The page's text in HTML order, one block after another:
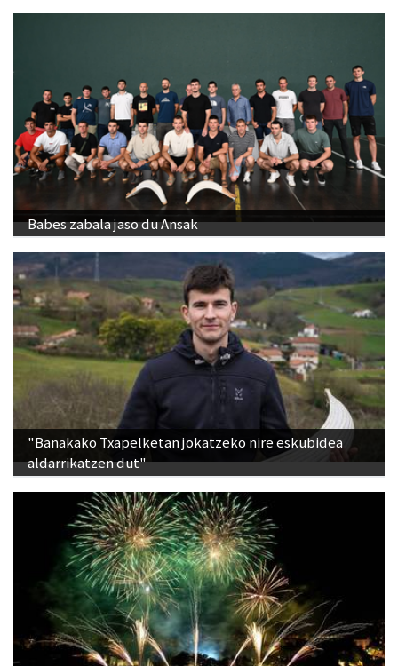
Babes zabala jaso du Ansak
"Banakako Txapelketan jokatzeko nire eskubidea
aldarrikatzen dut"